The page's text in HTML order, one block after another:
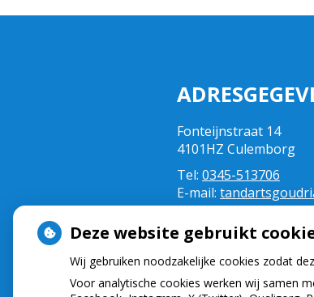
Fonteijnstraat 14
4101HZ Culemborg
Tel: 0345-513706
E-mail:
Deze website gebruikt
Wij gebruiken noodzakelijke cookies zodat
Voor analytische cookies werken wij samen